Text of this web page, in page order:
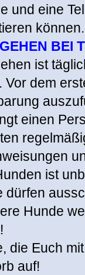
und eine
können.
BEI
ist
Vor dem
einen
ist
dürfen
Hunde
die Euch
auf!